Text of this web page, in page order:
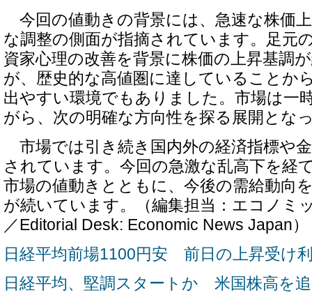
今回の値動きの背景には、急速な株価
な調整の側面が指摘されています。足元
資家心理の改善を背景に株価の上昇基調
が、歴史的な高値圏に達していることか
出やすい環境でもありました。市場は一
がら、次の明確な方向性を探る展開とな
市場では引き続き国内外の経済指標や
されています。今回の急激な乱高下を経
市場の値動きとともに、今後の需給動向
が続いています。（編集担当：エコノミ
／Editorial Desk: Economic News Japan）
日経平均前場1100円安 前日の上昇受け
日経平均、堅調スタートか 米国株高を